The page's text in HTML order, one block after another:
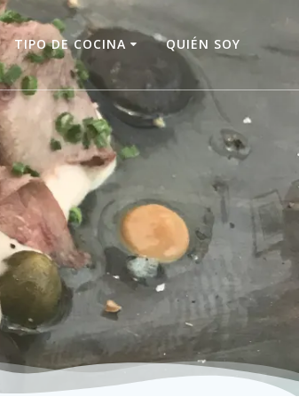
TIPO DE COCINA QUIÉN SOY